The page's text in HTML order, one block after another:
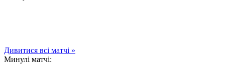
Дивитися всі матчі »
Минулі матчі: